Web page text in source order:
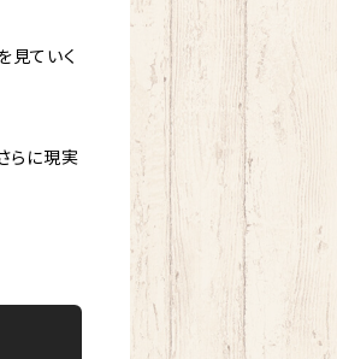
見ていく
らに現実